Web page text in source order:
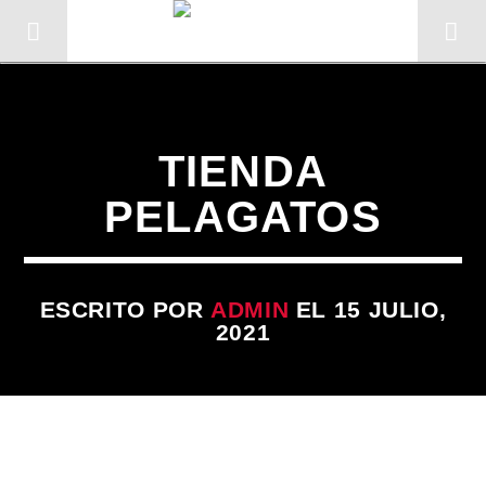
TIENDA
PELAGATOS
ESCRITO POR ADMIN EL 15 JULIO,
2021